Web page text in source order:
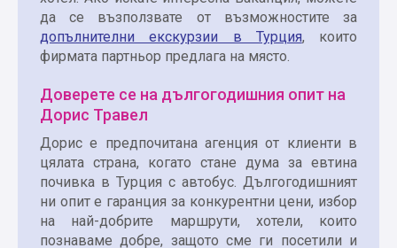
да се възползвате от възможностите за
допълнителни екскурзии в Турция, които
фирмата партньор предлага на място.
Доверете се на дългогодишния опит на
Дорис Травел
Дорис е предпочитана агенция от клиенти в
цялата страна, когато стане дума за евтина
почивка в Турция с автобус. Дългогодишният
ни опит е гаранция за конкурентни цени, избор
на най-добрите маршрути, хотели, които
познаваме добре, защото сме ги посетили и